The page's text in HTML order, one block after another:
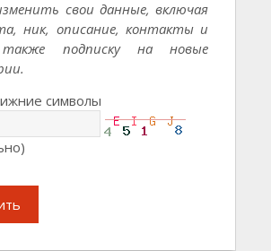
свои данные, включая
ник, описание, контакты и
подписку на новые
символы